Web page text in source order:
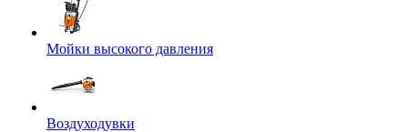
Мойки высокого давления
Воздуходувки